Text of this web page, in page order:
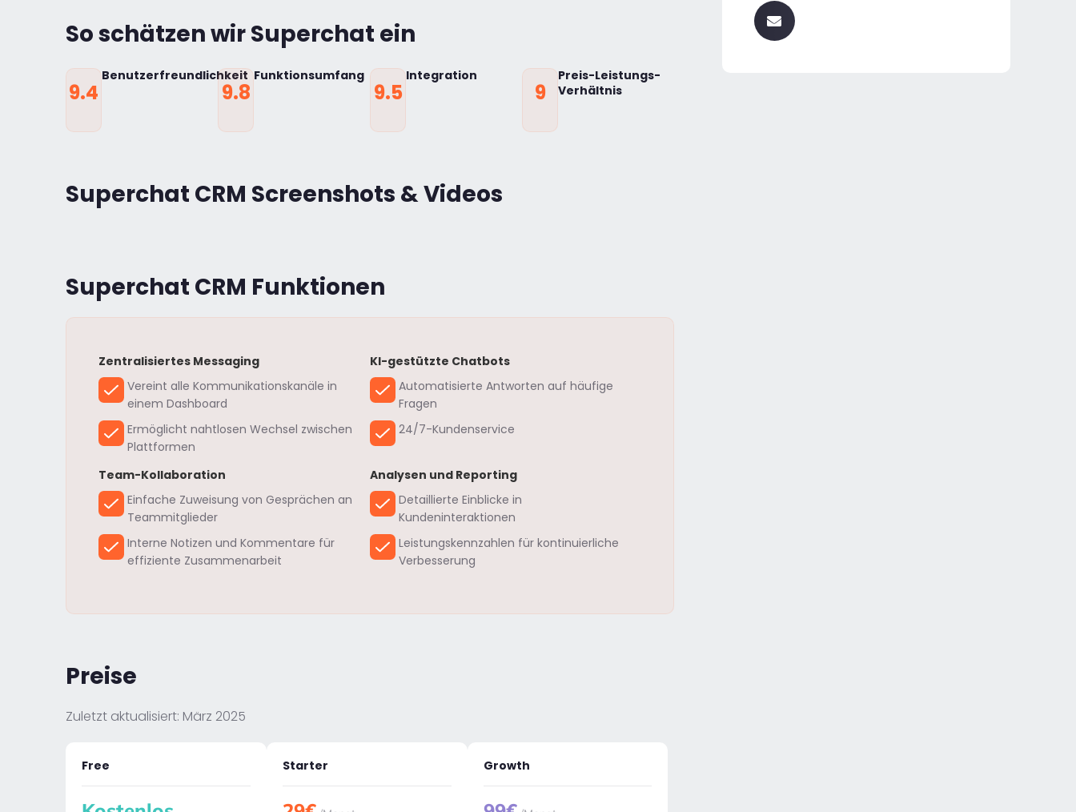
So schätzen wir Superchat ein
9.4
Benutzerfreundlichkeit
9.8
Funktionsumfang
9.5
Integration
9
Preis-Leistungs-
Verhältnis
Superchat CRM Screenshots & Videos
Superchat CRM Funktionen
Zentralisiertes Messaging
Vereint alle Kommunikationskanäle in
einem Dashboard
Ermöglicht nahtlosen Wechsel zwischen
Plattformen
KI-gestützte Chatbots
Automatisierte Antworten auf häufige
Fragen
24/7-Kundenservice
Team-Kollaboration
Einfache Zuweisung von Gesprächen an
Teammitglieder
Interne Notizen und Kommentare für
effiziente Zusammenarbeit
Analysen und Reporting
Detaillierte Einblicke in
Kundeninteraktionen
Leistungskennzahlen für kontinuierliche
Verbesserung
Preise
Zuletzt aktualisiert: März 2025
Free Starter Growth